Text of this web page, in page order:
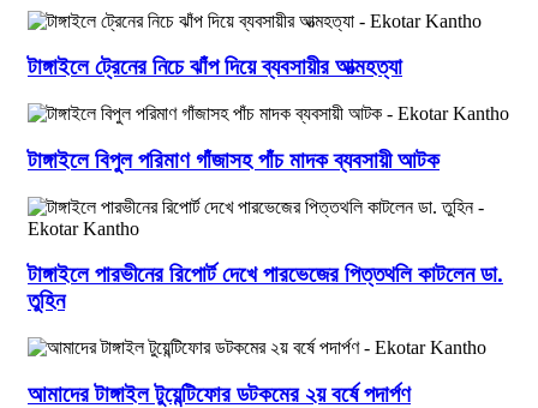
টাঙ্গাইলে ট্রেনের নিচে ঝাঁপ দিয়ে ব্যবসায়ীর আত্মহত্যা
টাঙ্গাইলে বিপুল পরিমাণ গাঁজাসহ পাঁচ মাদক ব্যবসায়ী আটক
টাঙ্গাইলে পারভীনের রিপোর্ট দেখে পারভেজের পিত্তথলি কাটলেন ডা.
তুহিন
আমাদের টাঙ্গাইল টুয়েন্টিফোর ডটকমের ২য় বর্ষে পদার্পণ